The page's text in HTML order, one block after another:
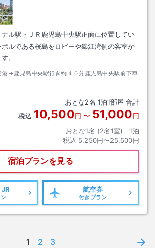
ル駅・ＪＲ鹿児島中央駅正面に位置してい
ルである桜島をロビーや錦江湾側の客室か
。
港→鹿児島中央駅行き約４０分鹿児島中央駅前下車
おとな2名 1泊1部屋 合計
税込 10,500円 〜 51,000円
おとな1名 (2名1室)｜ 1泊
税込 5,250円〜25,500円
宿泊プランを見る
航空券
付きプラン
1 2 3